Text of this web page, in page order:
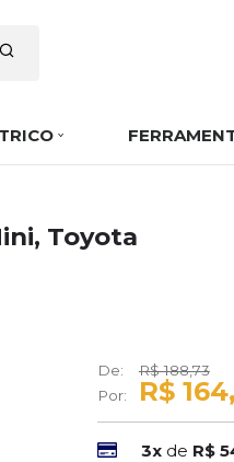
Toyota
De:
R$ 188,73
Por:
R$
3x de R$